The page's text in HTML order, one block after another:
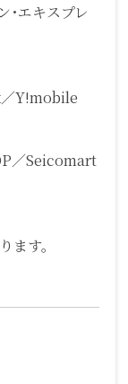
･エキスプレ
Y!mobile
／Seicomart
す。